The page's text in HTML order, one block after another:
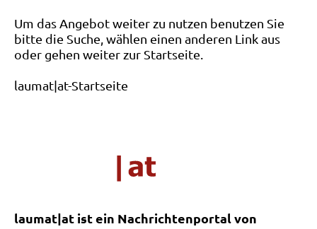
Um das Angebot weiter zu nutzen benutzen Sie
bitte die Suche, wählen einen anderen Link aus
oder gehen weiter zur Startseite.
laumat|at-Startseite
laumat|at ist ein Nachrichtenportal von